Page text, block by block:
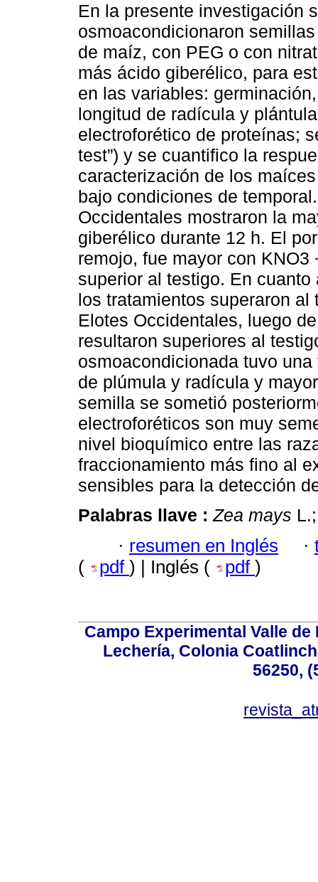
En la presente investigación
osmoacondicionaron
de maíz, con PEG o con
más ácido giberélico, para
en las variables:
longitud de radícula y
electroforético de proteínas;
test”) y se cuantifico la
caracterización de los
bajo condiciones de
Occidentales mostraron la
giberélico durante 12 h. El
remojo, fue mayor con
superior al testigo. En
los tratamientos superaron
Elotes Occidentales, luego
resultaron superiores al
osmoacondicionada tuvo
de plúmula y radícula y
semilla se sometió
electroforéticos son muy
nivel bioquímico entre las
fraccionamiento más fino al
sensibles para la detección
Palabras llave :Zea mays
· resumen en Inglés ·
(
pdf ) | Inglés ( pdf )
Campo Experimental Valle
Lechería, Colonia
56250,